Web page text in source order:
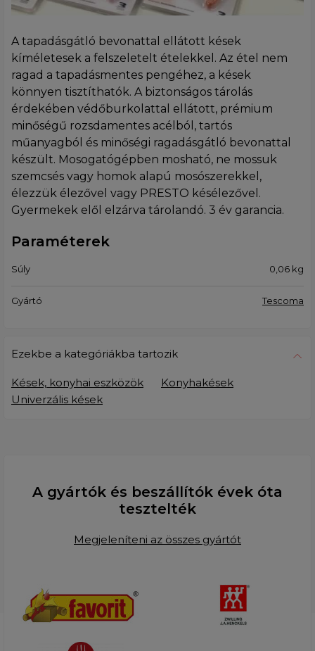
A tapadásgátló bevonattal ellátott kések
kíméletesek a felszeletelt ételekkel. Az étel nem
ragad a tapadásmentes pengéhez, a kések
könnyen tisztíthatók. A biztonságos tárolás
érdekében védőburkolattal ellátott, prémium
minőségű rozsdamentes acélból, tartós
műanyagból és minőségi ragadásgátló bevonattal
készült. Mosogatógépben mosható, ne mossuk
szemcsés vagy homok alapú mosószerekkel,
élezzük élezővel vagy PRESTO késélezővel.
Gyermekek elől elzárva tárolandó. 3 év garancia.
Paraméterek
Súly 0,06 kg
Gyártó Tescoma
Ezekbe a kategóriákba tartozik
Kések, konyhai eszközök
Konyhakések
Univerzális kések
A gyártók és beszállítók évek óta
tesztelték
Megjeleníteni az összes gyártót